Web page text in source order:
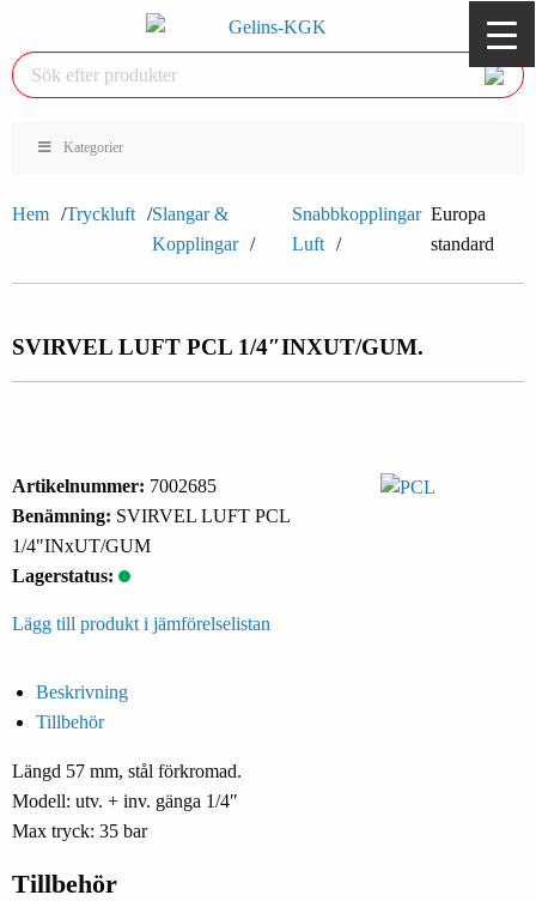
Kategorier
Hem Tryckluft
Slangar &
Kopplingar
Snabbkopplingar
Luft
Europa
standard
SVIRVEL LUFT PCL 1/4″INXUT/GUM.
Artikelnummer: 7002685
Benämning: SVIRVEL LUFT PCL
1/4"INxUT/GUM
Lagerstatus:
Lägg till produkt i jämförelselistan
Beskrivning
Tillbehör
Längd 57 mm, stål förkromad.
Modell: utv. + inv. gänga 1/4″
Max tryck: 35 bar
Tillbehör